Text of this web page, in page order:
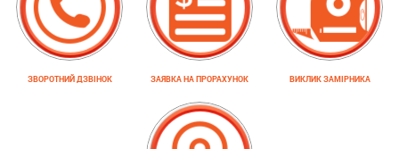
ЗВОРОТНИЙ ДЗВІНОК ЗАЯВКА НА ПРОРАХУНОК ВИКЛИК ЗАМІРНИКА